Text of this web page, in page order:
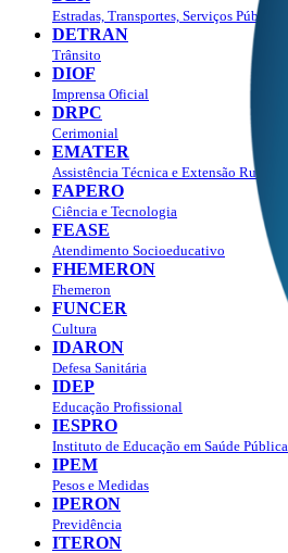
Estradas, Transportes, Serviços Públicos
DETRAN
Trânsito
DIOF
Imprensa Oficial
DRPC
Cerimonial
EMATER
Assistência Técnica e Extensão Rural
FAPERO
Ciência e Tecnologia
FEASE
Atendimento Socioeducativo
FHEMERON
Fhemeron
FUNCER
Cultura
IDARON
Defesa Sanitária
IDEP
Educação Profissional
IESPRO
Instituto de Educação em Saúde Pública
IPEM
Pesos e Medidas
IPERON
Previdência
ITERON